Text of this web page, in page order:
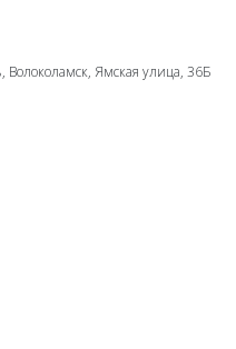
Ямская улица, 36Б